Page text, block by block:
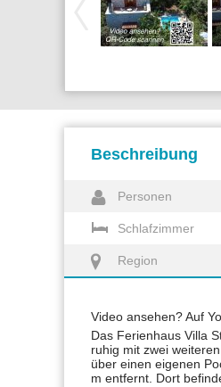
Beschreibung
Personen
Schlafzimmer
Region
Video ansehen? Auf
Das Ferienhaus Villa
ruhig mit zwei
über einen eigenen
m entfernt. Dort